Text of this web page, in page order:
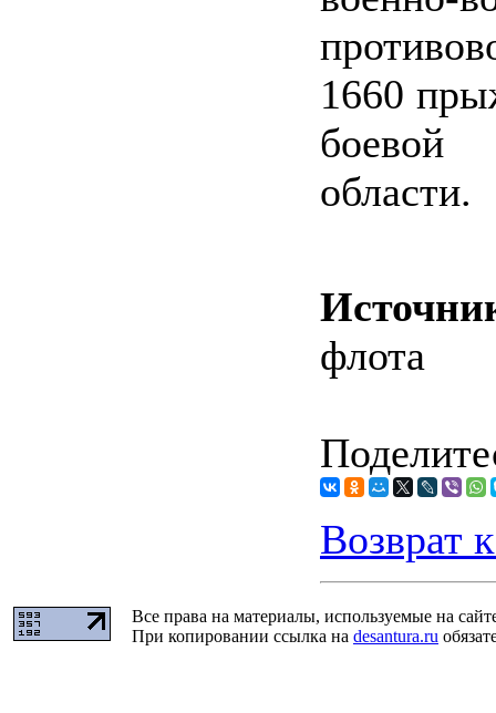
1660
боевой
области.
флота
Возврат
Все права на материалы, используемые на
При копировании ссылка на desantura.ru